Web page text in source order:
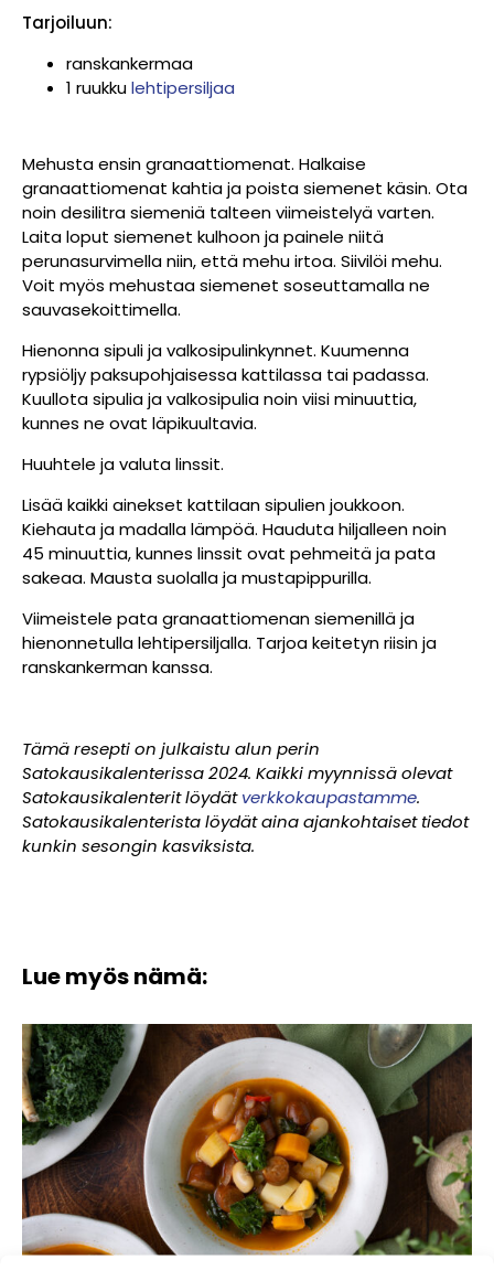
Tarjoiluun:
ranskankermaa
1 ruukkulehtipersiljaa
Mehusta ensin granaattiomenat. Halkaise
granaattiomenat kahtia ja poista siemenet käsin. Ota
noin desilitra siemeniä talteen viimeistelyä varten.
Laita loput siemenet kulhoon ja painele niitä
perunasurvimella niin, että mehu irtoa. Siivilöi mehu.
Voit myös mehustaa siemenet soseuttamalla ne
sauvasekoittimella.
Hienonna sipuli ja valkosipulinkynnet. Kuumenna
rypsiöljy paksupohjaisessa kattilassa tai padassa.
Kuullota sipulia ja valkosipulia noin viisi minuuttia,
kunnes ne ovat läpikuultavia.
Huuhtele ja valuta linssit.
Lisää kaikki ainekset kattilaan sipulien joukkoon.
Kiehauta ja madalla lämpöä. Hauduta hiljalleen noin
45 minuuttia, kunnes linssit ovat pehmeitä ja pata
sakeaa. Mausta suolalla ja mustapippurilla.
Viimeistele pata granaattiomenan siemenillä ja
hienonnetulla lehtipersiljalla. Tarjoa keitetyn riisin ja
ranskankerman kanssa.
Tämä resepti on julkaistu alun perin
Satokausikalenterissa 2024. Kaikki myynnissä olevat
Satokausikalenterit löydätverkkokaupastamme.
Satokausikalenterista löydät aina ajankohtaiset tiedot
kunkin sesongin kasviksista.
Lue myös nämä: